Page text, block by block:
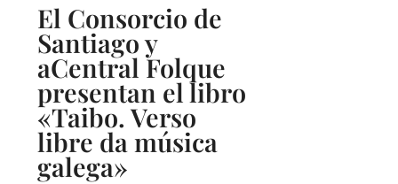
El Consorcio de
Santiago y
aCentral Folque
presentan el libro
«Taibo. Verso
libre da música
galega»